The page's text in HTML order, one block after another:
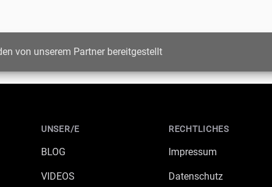
von unserem Partner bereitgestellt
UNSER/E
BLOG
VIDEOS
RECHTLICHES
Impressum
Datenschutz